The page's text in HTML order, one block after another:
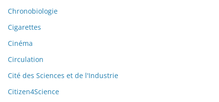
Chronobiologie
Cigarettes
Cinéma
Circulation
Cité des Sciences et de l'Industrie
Citizen4Science